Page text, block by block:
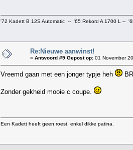
'72 Kadett B 12S Automatic -- '65 Rekord A 1700 L --
Re:Nieuwe aanwinst!
« Antwoord #9 Gepost op: 01 November
Vreemd gaan met een jonger typje heh
Zonder gekheid mooie c coupe.
Een Kadett heeft geen roest, enkel dikke patina.